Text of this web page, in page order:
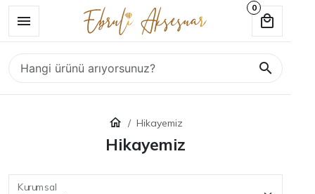
0
Hikayemiz
Hikayemiz
Kurumsal